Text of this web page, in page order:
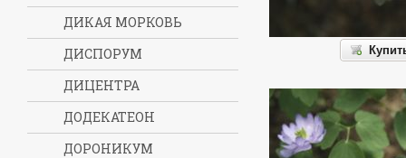
ДИКАЯ МОРКОВЬ
ДИСПОРУМ
ДИЦЕНТРА
ДОДЕКАТЕОН
ДОРОНИКУМ